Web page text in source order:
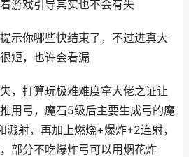
游戏引导其实也不会有失
示你哪些快结束了，不过进真大
短，也许会看漏
，打算玩极难难度拿大佬之证让
用弓，魔石5级后主要生成弓的魔
射，再加上燃烧+爆炸+2连射，
部分不吃爆炸弓可以用烟花炸